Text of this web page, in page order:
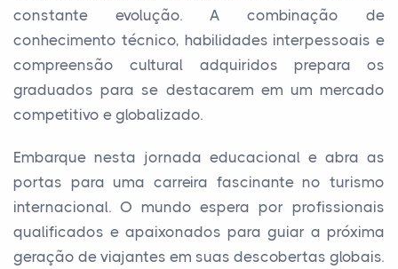
constante evolução. A combinação de
conhecimento técnico, habilidades interpessoais e
compreensão cultural adquiridos prepara os
graduados para se destacarem em um mercado
competitivo e globalizado.
Embarque nesta jornada educacional e abra as
portas para uma carreira fascinante no turismo
internacional. O mundo espera por profissionais
qualificados e apaixonados para guiar a próxima
geração de viajantes em suas descobertas globais.